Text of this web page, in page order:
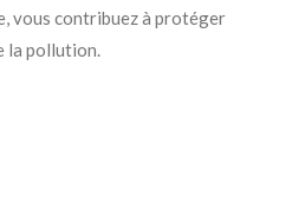
vous contribuez à protéger
la pollution.